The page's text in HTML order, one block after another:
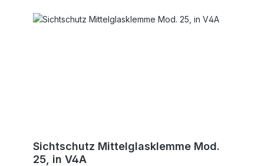
Sichtschutz Mittelglasklemme Mod.
25, in V4A